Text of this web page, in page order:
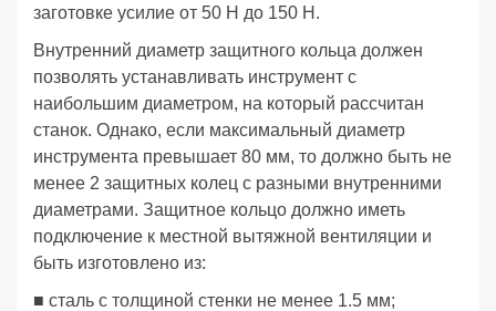
заготовке усилие от 50 Н до 150 Н.
Внутренний диаметр защитного кольца должен
позволять устанавливать инструмент с
наибольшим диаметром, на который рассчитан
станок. Однако, если максимальный диаметр
инструмента превышает 80 мм, то должно быть не
менее 2 защитных колец с разными внутренними
диаметрами. Защитное кольцо должно иметь
подключение к местной вытяжной вентиляции и
быть изготовлено из:
■ сталь с толщиной стенки не менее 1.5 мм;